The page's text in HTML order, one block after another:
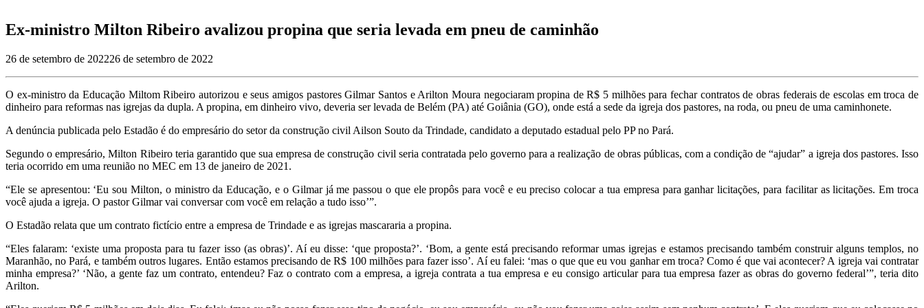
Ex-ministro Milton Ribeiro avalizou propina que seria levada em pneu de caminhão
26 de setembro de 202226 de setembro de 2022
O ex-ministro da Educação Miltom Ribeiro autorizou e seus amigos pastores Gilmar Santos e Arilton Moura negociaram propina de R$ 5 milhões para fechar contratos de obras federais de escolas em troca de
dinheiro para reformas nas igrejas da dupla. A propina, em dinheiro vivo, deveria ser levada de Belém (PA) até Goiânia (GO), onde está a sede da igreja dos pastores, na roda, ou pneu de uma caminhonete.
A denúncia publicada pelo Estadão é do empresário do setor da construção civil Ailson Souto da Trindade, candidato a deputado estadual pelo PP no Pará.
Segundo o empresário, Milton Ribeiro teria garantido que sua empresa de construção civil seria contratada pelo governo para a realização de obras públicas, com a condição de “ajudar” a igreja dos pastores. Isso
teria ocorrido em uma reunião no MEC em 13 de janeiro de 2021.
“Ele se apresentou: ‘Eu sou Milton, o ministro da Educação, e o Gilmar já me passou o que ele propôs para você e eu preciso colocar a tua empresa para ganhar licitações, para facilitar as licitações. Em troca
você ajuda a igreja. O pastor Gilmar vai conversar com você em relação a tudo isso’”.
O Estadão relata que um contrato fictício entre a empresa de Trindade e as igrejas mascararia a propina.
“Eles falaram: ‘existe uma proposta para tu fazer isso (as obras)’. Aí eu disse: ‘que proposta?’. ‘Bom, a gente está precisando reformar umas igrejas e estamos precisando também construir alguns templos, no
Maranhão, no Pará, e também outros lugares. Então estamos precisando de R$ 100 milhões para fazer isso’. Aí eu falei: ‘mas o que que eu vou ganhar em troca? Como é que vai acontecer? A igreja vai contratar
minha empresa?’ ‘Não, a gente faz um contrato, entendeu? Faz o contrato com a empresa, a igreja contrata a tua empresa e eu consigo articular para tua empresa fazer as obras do governo federal’”, teria dito
Arilton.